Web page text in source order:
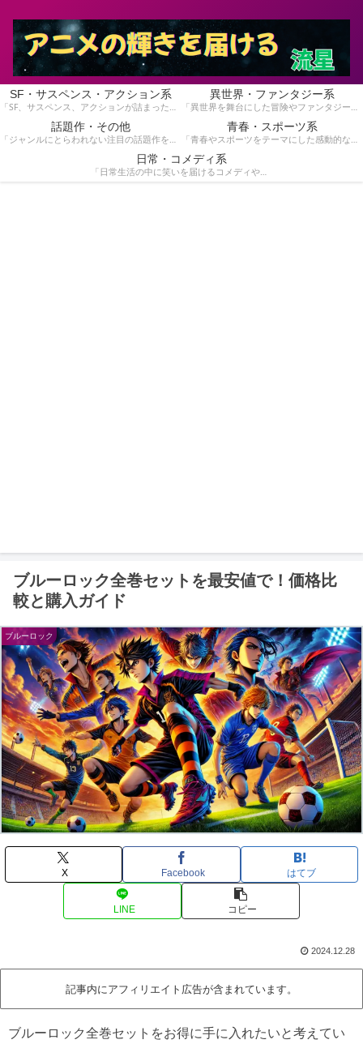
SF・サスペンス・アクション系 異世界・ファンタジー系
話題作・その他 青春・スポーツ系
日常・コメディ系
ブルーロック全巻セットを最安値で！価格比
較と購入ガイド
ブルーロック
X Facebook はてブ
LINE コピー
2024.12.28
記事内にアフィリエイト広告が含まれています。
ブルーロック全巻セットをお得に手に入れたいと考えてい